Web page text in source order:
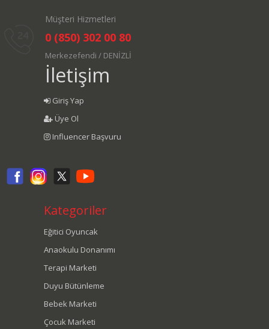
Müşteri Hizmetleri
0 (850) 302 00 80
Merkezefendi / DENİZLİ
İletişim
Giriş Yap
Üye Ol
Influencer Başvuru
Kategoriler
Eğitici Oyuncak
Anaokulu Donanımı
Terapi Marketi
Duyu Bütünleme
Bebek Marketi
Çocuk Marketi